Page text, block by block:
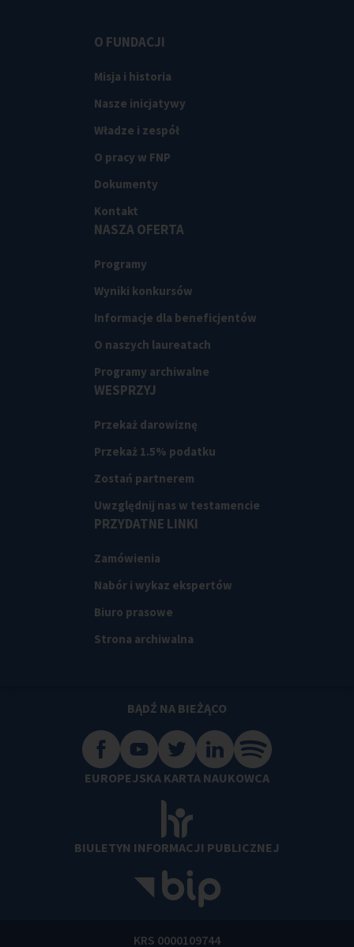
O FUNDACJI
Misja i historia
Nasze inicjatywy
Władze i zespół
O pracy w FNP
Dokumenty
Kontakt
NASZA OFERTA
Programy
Wyniki konkursów
Informacje dla beneficjentów
O naszych laureatach
Programy archiwalne
WESPRZYJ
Przekaż darowiznę
Przekaż 1.5% podatku
Zostań partnerem
Uwzględnij nas w testamencie
PRZYDATNE LINKI
Zamówienia
Nabór i wykaz ekspertów
Biuro prasowe
Strona archiwalna
BĄDŹ NA BIEŻĄCO
EUROPEJSKA KARTA NAUKOWCA
BIULETYN INFORMACJI PUBLICZNEJ
KRS 0000109744